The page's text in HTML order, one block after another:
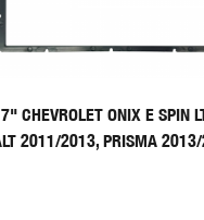
CHEVROLET ONIX E SPIN
2011/2013, PRISMA